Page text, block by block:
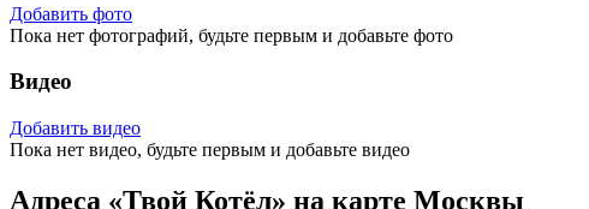
Добавить фото
Пока нет фотографий, будьте первым и добавьте фото
Видео
Добавить видео
Пока нет видео, будьте первым и добавьте видео
Адреса «Твой Котёл» на карте Москвы